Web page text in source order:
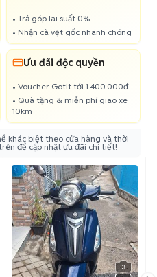
• Trả góp lãi suất 0%
• Nhận cà vẹt gốc nhanh chóng
Ưu đãi độc quyền
• Voucher GotIt tới 1.400.000đ
• Quà tặng & miễn phí giao xe
10km
khác biệt theo cửa hàng và thời
để cập nhật ưu đãi chi tiết!
3